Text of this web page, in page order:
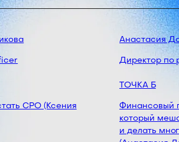
СРО (Ксения
Анастасия
Директор по
ТОЧКА Б
Финансовый
который
и делать